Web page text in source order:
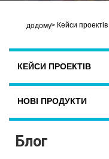
додому> Кейси проектів
КЕЙСИ ПРОЕКТІВ
НОВІ ПРОДУКТИ
Блог